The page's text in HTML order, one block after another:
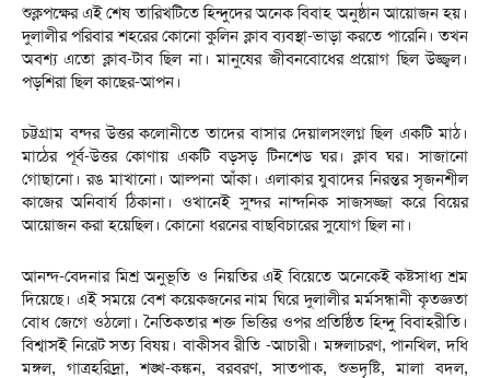
শুক্লপক্ষের এই শেষ তারিখটিতে হিন্দুদের অনেক বিবাহ অনুষ্ঠান আয়োজন হয়।
দুলালীর পরিবার শহরের কোনো কুলিন ক্লাব ব্যবস্থা-ভাড়া করতে পারেনি। তখন
অবশ্য এতো ক্লাব-টাব ছিল না। মানুষের জীবনবোধের প্রয়োগ ছিল উজ্জ্বল।
পড়শিরা ছিল কাছের-আপন।
চট্টগ্রাম বন্দর উত্তর কলোনীতে তাদের বাসার দেয়ালসংলগ্ন ছিল একটি মাঠ।
মাঠের পূর্ব-উত্তর কোণায় একটি বড়সড় টিনশেড ঘর। ক্লাব ঘর। সাজানো
গোছানো। রঙ মাখানো। আল্পনা আঁকা। এলাকার যুবাদের নিরন্তর সৃজনশীল
কাজের অনিবার্য ঠিকানা। ওখানেই সুন্দর নান্দনিক সাজসজ্জা করে বিয়ের
আয়োজন করা হয়েছিল। কোনো ধরনের বাছবিচারের সুযোগ ছিল না।
আনন্দ-বেদনার মিশ্র অনুভূতি ও নিয়তির এই বিয়েতে অনেকেই কষ্টসাধ্য শ্রম
দিয়েছে। এই সময়ে বেশ কয়েকজনের নাম ঘিরে দুলালীর মর্মসন্ধানী কৃতজ্ঞতা
বোধ জেগে ওঠলো। নৈতিকতার শক্ত ভিত্তির ওপর প্রতিষ্ঠিত হিন্দু বিবাহরীতি।
বিশ্বাসই নিরেট সত্য বিষয়। বাকীসব রীতি -আচারী। মঙ্গলাচরণ, পানখিল, দধি
মঙ্গল, গাত্রহরিদ্রা, শঙ্খ-কঙ্কন, বরবরণ, সাতপাক, শুভদৃষ্টি, মালা বদল,